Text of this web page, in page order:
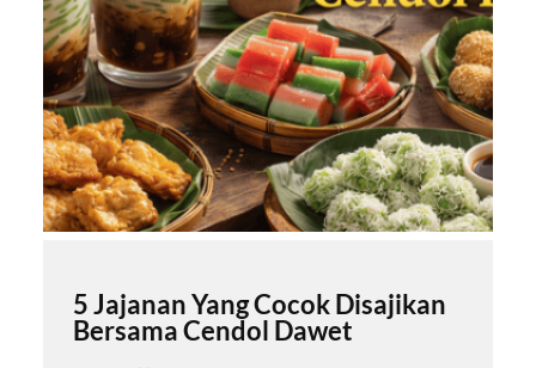
5 Jajanan Yang Cocok Disajikan
Bersama Cendol Dawet